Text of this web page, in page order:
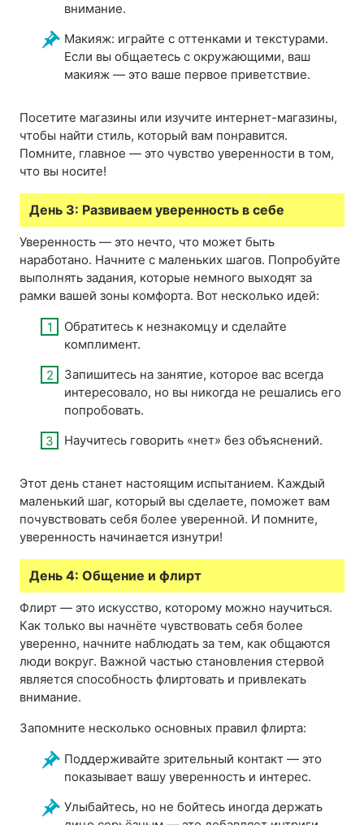
внимание.
Макияж: играйте с оттенками и текстурами.
Если вы общаетесь с окружающими, ваш
макияж — это ваше первое приветствие.
Посетите магазины или изучите интернет-магазины,
чтобы найти стиль, который вам понравится.
Помните, главное — это чувство уверенности в том,
что вы носите!
День 3: Развиваем уверенность в себе
Уверенность — это нечто, что может быть
наработано. Начните с маленьких шагов. Попробуйте
выполнять задания, которые немного выходят за
рамки вашей зоны комфорта. Вот несколько идей:
Обратитесь к незнакомцу и сделайте
комплимент.
Запишитесь на занятие, которое вас всегда
интересовало, но вы никогда не решались его
попробовать.
Научитесь говорить «нет» без объяснений.
Этот день станет настоящим испытанием. Каждый
маленький шаг, который вы сделаете, поможет вам
почувствовать себя более уверенной. И помните,
уверенность начинается изнутри!
День 4: Общение и флирт
Флирт — это искусство, которому можно научиться.
Как только вы начнёте чувствовать себя более
уверенно, начните наблюдать за тем, как общаются
люди вокруг. Важной частью становления стервой
является способность флиртовать и привлекать
внимание.
Запомните несколько основных правил флирта:
Поддерживайте зрительный контакт — это
показывает вашу уверенность и интерес.
Улыбайтесь, но не бойтесь иногда держать